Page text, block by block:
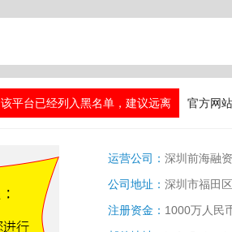
该平台已经列入黑名单，建议远离 官方网站
运营公司： 深圳前海融
公司地址： 深圳市福田
注册资金： 1000万人民